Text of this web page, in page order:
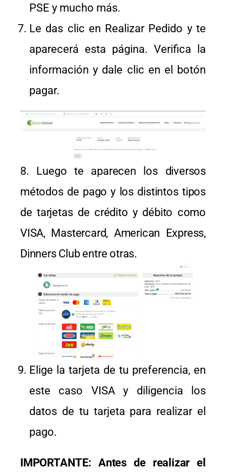
PSE y mucho más.
Le das clic en Realizar Pedido y te
aparecerá esta página. Verifica la
información y dale clic en el botón
pagar.
8. Luego te aparecen los diversos
métodos de pago y los distintos tipos
de tarjetas de crédito y débito como
VISA, Mastercard, American Express,
Dinners Club entre otras.
Elige la tarjeta de tu preferencia, en
este caso VISA y diligencia los
datos de tu tarjeta para realizar el
pago.
IMPORTANTE: Antes de realizar el